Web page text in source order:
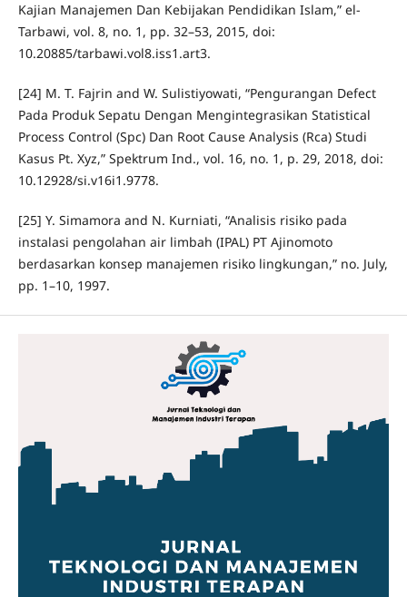
Kajian Manajemen Dan Kebijakan Pendidikan Islam,” el-
Tarbawi, vol. 8, no. 1, pp. 32–53, 2015, doi:
10.20885/tarbawi.vol8.iss1.art3.
[24] M. T. Fajrin and W. Sulistiyowati, “Pengurangan Defect
Pada Produk Sepatu Dengan Mengintegrasikan Statistical
Process Control (Spc) Dan Root Cause Analysis (Rca) Studi
Kasus Pt. Xyz,” Spektrum Ind., vol. 16, no. 1, p. 29, 2018, doi:
10.12928/si.v16i1.9778.
[25] Y. Simamora and N. Kurniati, “Analisis risiko pada
instalasi pengolahan air limbah (IPAL) PT Ajinomoto
berdasarkan konsep manajemen risiko lingkungan,” no. July,
pp. 1–10, 1997.